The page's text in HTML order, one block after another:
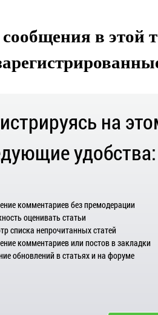
в этой
на
удобства:
комментариев без премодерации
оценивать статьи
списка непрочитанных статей
комментариев или постов в закладки
обновлений в статьях и на форуме